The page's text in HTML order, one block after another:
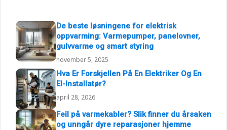
De beste løsningene for elektrisk
oppvarming: Varmepumper, panelovner,
gulvvarme og smart styring
november 5, 2025
Hva Er Forskjellen På En Elektriker Og En
El-Installatør?
april 28, 2026
Feil på varmekabler? Slik finner du årsaken
og unngår dyre reparasjoner hjemme